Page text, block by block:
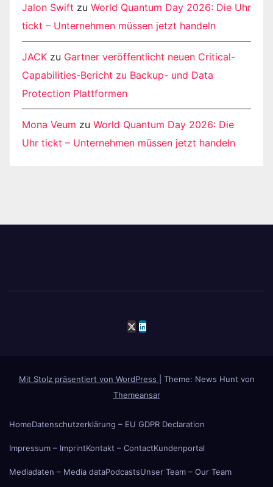
Jalon Swift zu World Quantum Day 2026: Die Uhr
tickt – Unternehmen müssen jetzt handeln
JACK zu Gartner veröffentlicht neuen Critical-
Capabilities-Bericht zu Backup- und Data
Protection Plattformen
Mona Veum zu World Quantum Day 2026: Die
Uhr tickt – Unternehmen müssen jetzt handeln
Mit Stolz präsentiert von WordPress
Theme: News Hunt von
Themeansar
HomeDatenschutzerklärung – EU GDPR Declaration
Impressum – ImprintKontakt – ContactKundenportal
Mediadaten – Media dataPodcastsUnser Team – Our Team